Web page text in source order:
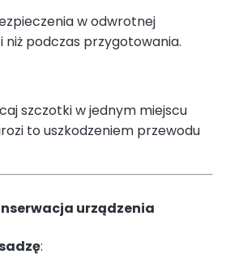
w odwrotnej
niż podczas przygotowania.
szczotki w jednym miejscu
to uszkodzeniem przewodu
urządzenia
: